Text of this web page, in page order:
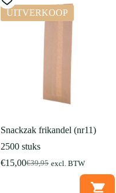
UITVERKOOP
Snackzak frikandel (nr11)
2500 stuks
€39,95
Oorspronkelijke
€15,00Huidigeexcl. BTW